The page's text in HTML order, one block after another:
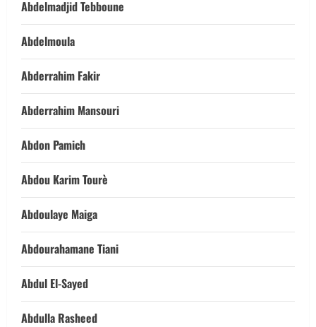
Abdelmadjid Tebboune
Abdelmoula
Abderrahim Fakir
Abderrahim Mansouri
Abdon Pamich
Abdou Karim Tourè
Abdoulaye Maiga
Abdourahamane Tiani
Abdul El-Sayed
Abdulla Rasheed